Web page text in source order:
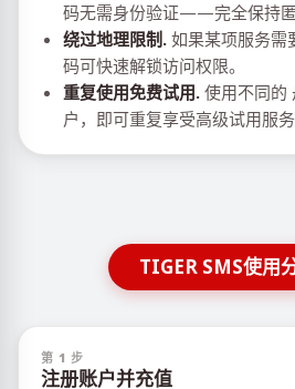
码无需身份验证——完全保持匿
绕过地理限制. 如果某项服务需
码可快速解锁访问权限。
重复使用免费试用. 使用不同的
户，即可重复享受高级试用服务
TIGER SMS使用
第 1 步
注册账户并充值